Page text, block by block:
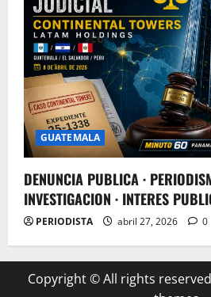
GUATEMALA
DENUNCIA PUBLICA ·
INVESTIGACION · INTERES
PERIODISTA abril 27, 2026 0
Copyright © All rights